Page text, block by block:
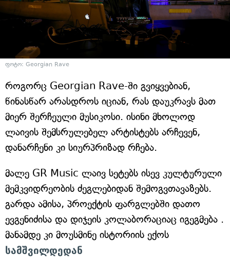
ფოტო: Georgian Rave
როგორც Georgian Rave-ში გვიყვებიან,
წინასწარ არასდროს იციან, რას დაუკრავს მათ
მიერ შერჩეული მუსიკოსი. ისინი მხოლოდ
ლაივის შემსრულებელ არტისტებს არჩევენ,
დანარჩენი კი სიურპრიზად რჩება.
მალე GR Music ლაივ სეტებს ისევ კულტურული
მემკვიდრეობის ძეგლებიდან შემოგვთავაზებს.
გარდა ამისა, პროექტის ფარგლებში დათო
ევგენიძისა და დიჯეის კოლაბორაციაც იგეგმება .
მანამდე კი მოუსმინე ისტორიის ექოს
სამშვილდედან